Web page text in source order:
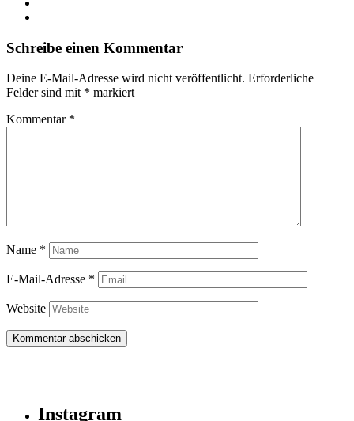
Schreibe einen Kommentar
Deine E-Mail-Adresse wird nicht veröffentlicht. Erforderliche
Felder sind mit * markiert
Kommentar *
Name *
E-Mail-Adresse *
Website
Instagram